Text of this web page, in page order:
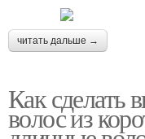
читать дальше →
Как сделать
волос из